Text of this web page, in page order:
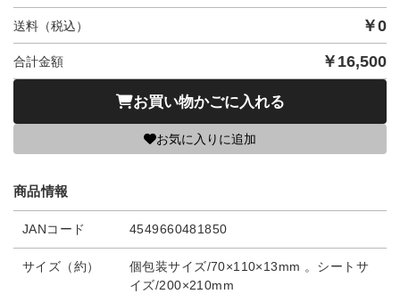
送料（税込） ￥0
合計金額 ￥ 16,500
お買い物かごに入れる
お気に入りに追加
商品情報
JANコード 4549660481850
サイズ（約）
個包装サイズ/70×110×13mm 。シートサ
イズ/200×210mm